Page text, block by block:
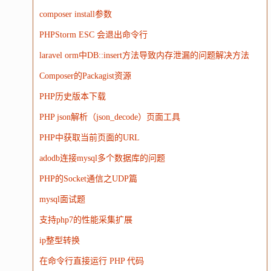
composer install参数
PHPStorm ESC 会退出命令行
laravel orm中DB::insert方法导致内存泄漏的问题解决方法
Composer的Packagist资源
PHP历史版本下载
PHP json解析（json_decode）页面工具
PHP中获取当前页面的URL
adodb连接mysql多个数据库的问题
PHP的Socket通信之UDP篇
mysql面试题
支持php7的性能采集扩展
ip整型转换
在命令行直接运行 PHP 代码